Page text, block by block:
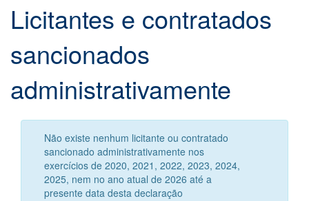
Licitantes e contratados
sancionados
administrativamente
Não existe nenhum licitante ou contratado
sancionado administrativamente nos
exercícios de 2020, 2021, 2022, 2023, 2024,
2025, nem no ano atual de 2026 até a
presente data desta declaração